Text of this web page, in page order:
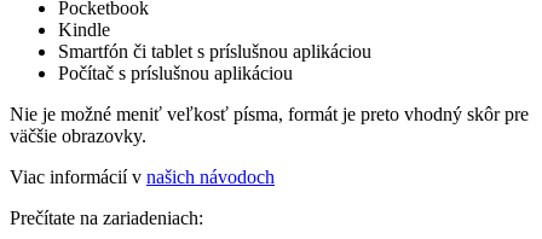
Pocketbook
Kindle
Smartfón či tablet s príslušnou aplikáciou
Počítač s príslušnou aplikáciou
Nie je možné meniť veľkosť písma, formát je preto vhodný skôr pre
väčšie obrazovky.
Viac informácií v našich návodoch
Prečítate na zariadeniach: